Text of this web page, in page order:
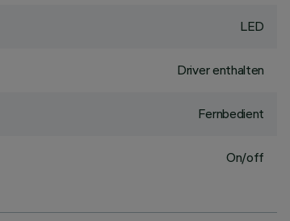
LED
Driver enthalten
Fernbedient
On/off